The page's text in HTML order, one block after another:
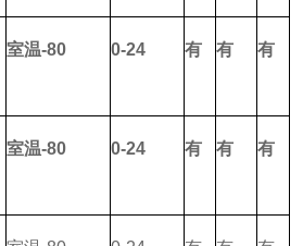
室温-80 0-24 有 有 有
室温-80 0-24 有 有 有